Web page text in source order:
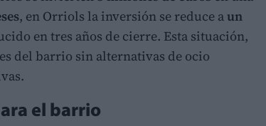
, en Orriols la inversión se reduce a un
en tres años de cierre. Esta situación,
del barrio sin alternativas de ocio
el barrio